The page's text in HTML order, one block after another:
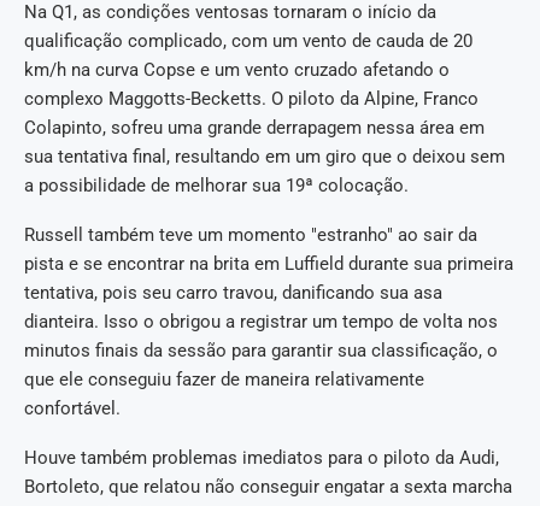
Na Q1, as condições ventosas tornaram o início da
qualificação complicado, com um vento de cauda de 20
km/h na curva Copse e um vento cruzado afetando o
complexo Maggotts-Becketts. O piloto da Alpine, Franco
Colapinto, sofreu uma grande derrapagem nessa área em
sua tentativa final, resultando em um giro que o deixou sem
a possibilidade de melhorar sua 19ª colocação.
Russell também teve um momento "estranho" ao sair da
pista e se encontrar na brita em Luffield durante sua primeira
tentativa, pois seu carro travou, danificando sua asa
dianteira. Isso o obrigou a registrar um tempo de volta nos
minutos finais da sessão para garantir sua classificação, o
que ele conseguiu fazer de maneira relativamente
confortável.
Houve também problemas imediatos para o piloto da Audi,
Bortoleto, que relatou não conseguir engatar a sexta marcha